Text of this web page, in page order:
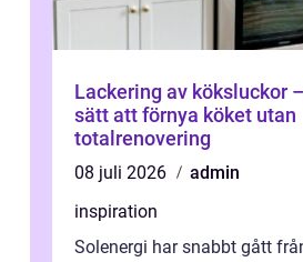
Lackering av köksluckor
sätt att förnya köket utan
totalrenovering
08 juli 2026
admin
inspiration
Solenergi har snabbt gått